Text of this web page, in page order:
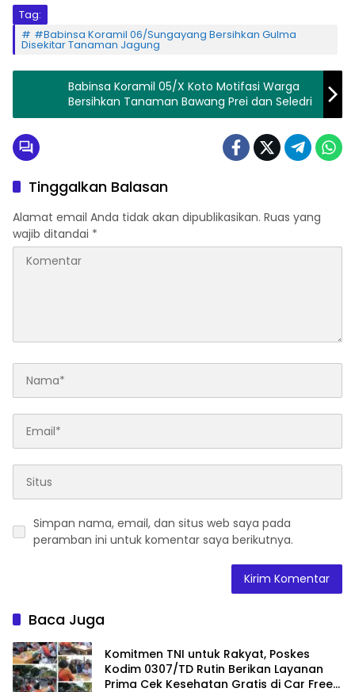
Tag:
#Babinsa Koramil 06/Sungayang Bersihkan Gulma
Disekitar Tanaman Jagung
Babinsa Koramil 05/X Koto Motifasi Warga
Bersihkan Tanaman Bawang Prei dan Seledri
Tinggalkan Balasan
Alamat email Anda tidak akan dipublikasikan. Ruas yang
wajib ditandai *
Simpan nama, email, dan situs web saya pada
peramban ini untuk komentar saya berikutnya.
Baca Juga
Komitmen TNI untuk Rakyat, Poskes
Kodim 0307/TD Rutin Berikan Layanan
Prima Cek Kesehatan Gratis di Car Free